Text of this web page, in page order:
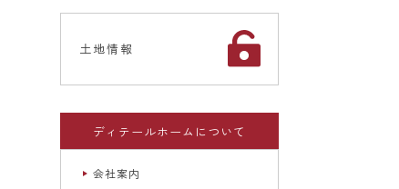
土地情報
ディテールホームについて
会社案内